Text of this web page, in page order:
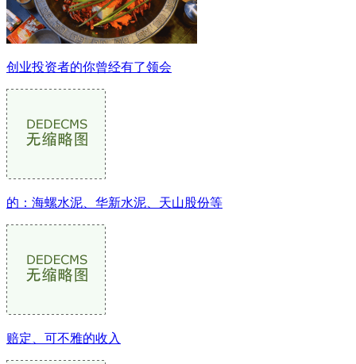
创业投资者的你曾经有了领会
的：海螺水泥、华新水泥、天山股份等
赔定、可不雅的收入